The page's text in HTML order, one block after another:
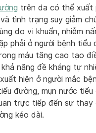
trên da có thể xuất
tình trạng suy giảm
do vi khuẩn, nhiễm
phải ở người bệnh
máu tăng cao tạo
năng đề kháng tự
hiện ở người mắc
đường, mụn nước
trực tiếp đến sự
kéo dài.